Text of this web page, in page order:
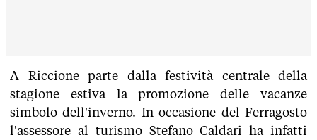
A Riccione parte dalla festività centrale della
stagione estiva la promozione delle vacanze
simbolo dell'inverno. In occasione del Ferragosto
l'assessore al turismo Stefano Caldari ha infatti